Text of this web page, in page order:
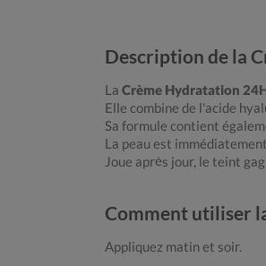
Description de la
La Crème Hydratation
Elle combine de l'acide
Sa formule contient
La peau est
Joue après jour, le teint
Comment utiliser
Appliquez matin et soir.